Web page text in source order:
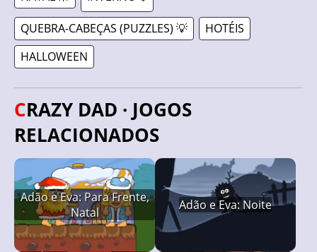
QUEBRA-CABEÇAS (PUZZLES) 💡
HOTÉIS
HALLOWEEN
CRAZY DAD · JOGOS
RELACIONADOS
Adão e Eva: Para Frente,
Natal
Adão e Eva: Noite